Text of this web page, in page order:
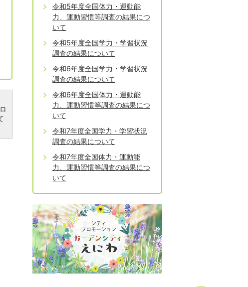
令和5年度全国体力・運動能
力、運動習慣等調査の結果につ
いて
令和5年度全国学力・学習状況
調査の結果について
令和6年度全国学力・学習状況
調査の結果について
令和6年度全国体力・運動能
力、運動習慣等調査の結果につ
いて
令和7年度全国学力・学習状況
調査の結果について
令和7年度全国体力・運動能
力、運動習慣等調査の結果につ
いて